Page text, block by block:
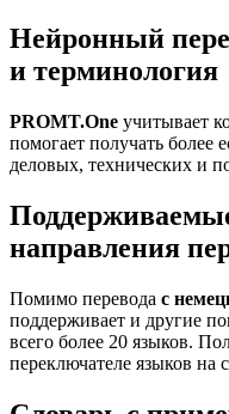
Нейронный
и терминология
PROMT.One учитывает
помогает получать более
деловых, технических и
направления
Помимо перевода с
поддерживает и другие
всего более 20 языков.
переключателе языков на